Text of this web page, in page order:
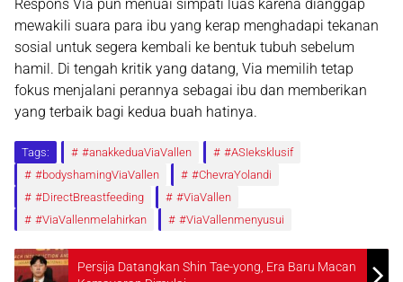
Respons Via pun menuai simpati luas karena dianggap
mewakili suara para ibu yang kerap menghadapi tekanan
sosial untuk segera kembali ke bentuk tubuh sebelum
hamil. Di tengah kritik yang datang, Via memilih tetap
fokus menjalani perannya sebagai ibu dan memberikan
yang terbaik bagi kedua buah hatinya.
Tags: #anakkeduaViaVallen
#ASIeksklusif
#bodyshamingViaVallen
#ChevraYolandi
#DirectBreastfeeding
#ViaVallen
#ViaVallenmelahirkan
#ViaVallenmenyusui
Persija Datangkan Shin Tae-yong, Era Baru Macan